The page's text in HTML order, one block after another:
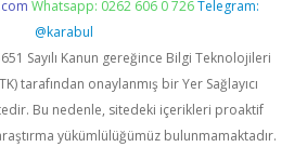
Whatsapp: 0262 606 0 726 Telegram:
@karabul
Sayılı Kanun gereğince Bilgi Teknolojileri
tarafından onaylanmış bir Yer Sağlayıcı
Bu nedenle, sitedeki içerikleri proaktif
yükümlülüğümüz bulunmamaktadır.